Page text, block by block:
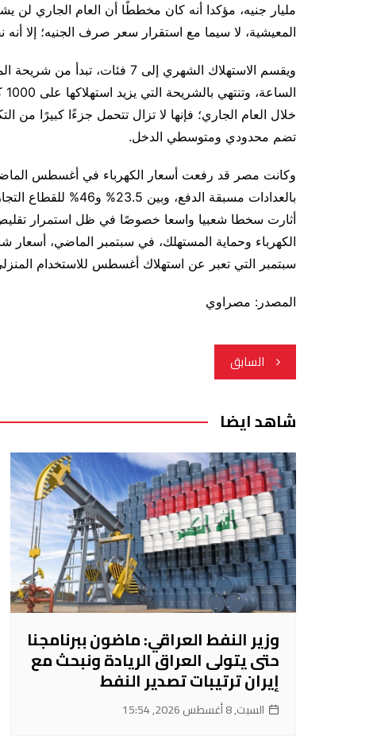
مليار جنيه، مؤكدا أنه كان مخططًا أن العام الجاري لن
المعيشية، لا سيما مع استقرار سعر صرف الجنيه؛ إلا أنه
خلال العام الجاري؛ فإنها لا تزال تتحمل جزءًا كبيرًا من
تضم محدودي ومتوسطي الدخل.
أثارت سخطا شعبيا واسعا خصوصًا في ظل استمرار تقليص
الكهرباء وحماية المستهلك، في سبتمبر الماضي، أسعار
سبتمبر التي تعبر عن استهلاك أغسطس للاستخدام
المصدر: مصراوي
تصفّح
المقالات
السابق
شاهد ايضا
وزير النفط العراقي: ماضون ببرنامجنا
حتى يتولى العراق الريادة ونبحث مع
إيران ترتيبات تصدير النفط
السبت, 8 أغسطس 2026, 15:54